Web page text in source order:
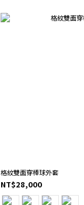
格紋雙面穿棒球外套
NT$28,000